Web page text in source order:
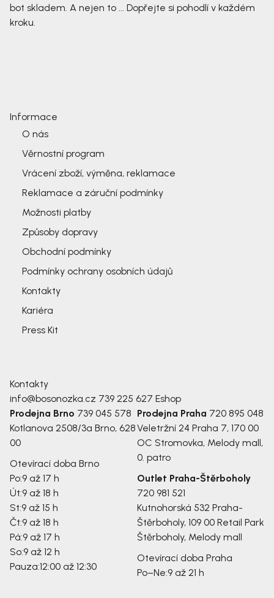
bot skladem. A nejen to ... Dopřejte si pohodlí v každém
kroku.
Informace
O nás
Věrnostní program
Vrácení zboží, výměna, reklamace
Reklamace a záruční podmínky
Možnosti platby
Způsoby dopravy
Obchodní podmínky
Podmínky ochrany osobních údajů
Kontakty
Kariéra
Press Kit
Kontakty
info@bosonozka.cz 739 225 627 Eshop
Prodejna Brno 739 045 578
Kotlanova 2508/3a Brno, 628
00
Otevírací doba Brno
Po:9 až 17 h
Út:9 až 18 h
St:9 až 15 h
Čt:9 až 18 h
Pá:9 až 17 h
So:9 až 12 h
Pauza:12:00 až 12:30
Prodejna Praha 720 895 048
Veletržní 24 Praha 7, 170 00
OC Stromovka, Melody mall,
0. patro
Outlet Praha-Štěrboholy
720 981 521
Kutnohorská 532 Praha-
Štěrboholy, 109 00 Retail Park
Štěrboholy, Melody mall
Otevírací doba Praha
Po–Ne:9 až 21 h